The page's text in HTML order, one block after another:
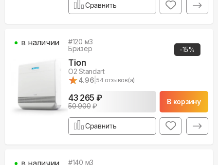
Сравнить
-15%
#120 м3
Бризер
Tion
O2 Standart
★
★4.96 |54 отзывов(а)
43 265 ₽
50 900₽
В корзину
в наличии
Сравнить
#140 м3
в наличии